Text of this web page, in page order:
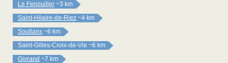
Le Fenouiller ~3 km
Saint-Hilaire-de-Riez ~4 km
Soullans ~6 km
Saint-Gilles-Croix-de-Vie ~6 km
Givrand ~7 km